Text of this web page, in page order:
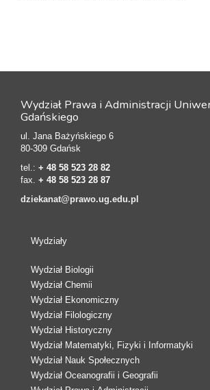
Wydział Prawa i Administracji
Gdańskiego
ul. Jana Bażyńskiego 6
80-309 Gdańsk
tel.: + 48 58 523 28 82
fax. + 48 58 523 28 87
dziekanat@prawo.ug.edu.pl
Wydziały
Wydział Biologii
Wydział Chemii
Wydział Ekonomiczny
Wydział Filologiczny
Wydział Historyczny
Wydział Matematyki, Fizyki i Informatyki
Wydział Nauk Społecznych
Wydział Oceanografii i Geografii